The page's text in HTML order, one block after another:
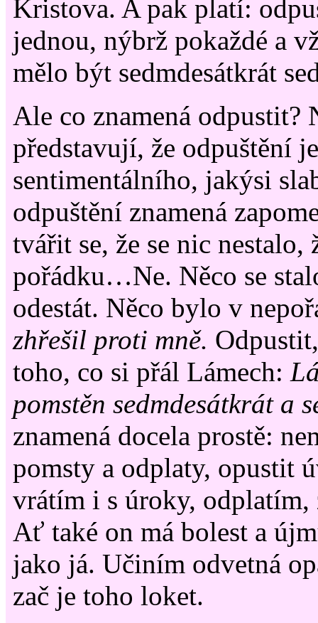
Kristova. A pak platí:
jednou, nýbrž pokaždé a
mělo být sedmdesátkrát
Ale co znamená odpustit?
představují, že odpuštění
sentimentálního, jakýsi
odpuštění znamená
tvářit se, že se nic nestalo,
pořádku…Ne. Něco se
odestát. Něco bylo v
zhřešil proti mně.
toho, co si přál Lámech:
pomstěn sedmdesátkrát a
znamená docela prostě:
pomsty a odplaty, opustit
vrátím i s úroky, odplatím,
Ať také on má bolest a
jako já. Učiním odvetná
zač je toho loket.